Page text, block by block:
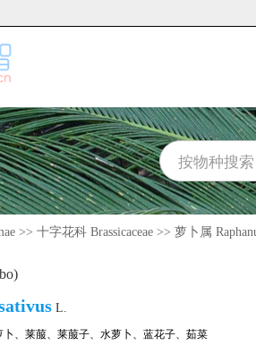
>> 十字花科 Brassicaceae >> 萝卜属
L.
卜 、 莱菔、 莱菔子、 水萝卜 、 蓝花子、 茹菜